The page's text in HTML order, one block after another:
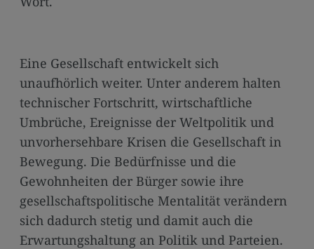
Eine Gesellschaft entwickelt sich
unaufhörlich weiter. Unter anderem halten
technischer Fortschritt, wirtschaftliche
Umbrüche, Ereignisse der Weltpolitik und
unvorhersehbare Krisen die Gesellschaft in
Bewegung. Die Bedürfnisse und die
Gewohnheiten der Bürger sowie ihre
gesellschaftspolitische Mentalität verändern
sich dadurch stetig und damit auch die
Erwartungshaltung an Politik und Parteien.